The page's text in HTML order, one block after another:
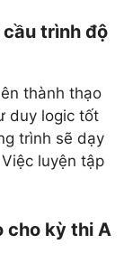
trình độ
thành thạo
duy logic tốt
trình sẽ dạy
luyện tập
cho kỳ thi A